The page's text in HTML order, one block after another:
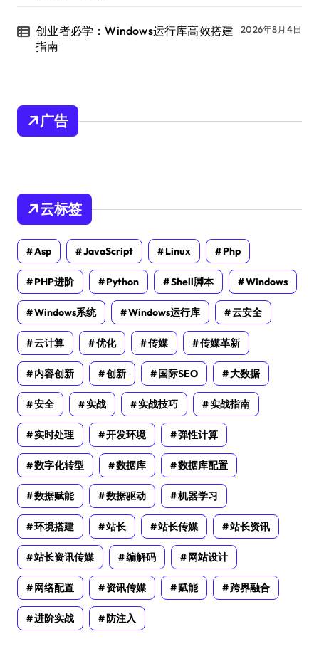
创业者必学：Windows运行库高效搭建
指南
2026年8月4日
广告
云标签
Asp JavaScript Linux Php
PHP进阶 Python Shell脚本 Windows
Windows系统 Windows运行库 云安全
云计算 优化 传媒 传媒革新
内容创新 创新 国际SEO 大数据
安全 实战 实战技巧 实战指南
实时处理 开发环境 弹性计算
数字化转型 数据库 数据库配置
数据赋能 数据驱动 机器学习
环境搭建 站长 站长传媒 站长资讯
站长资讯传媒 编解码 网站设计
网络配置 资讯传媒 赋能 跨界融合
进阶实战 防注入